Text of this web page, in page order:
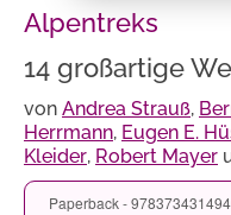
Alpentreks
14 großartige
von Andrea Strauß,
Herrmann, Eugen E.
Kleider, Robert Mayer
Paperback -